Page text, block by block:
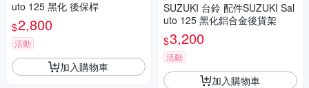
uto 125 黑化 後保桿
$2,800
活動
加入購物車
SUZUKI 台鈴 配件SUZUKI Sal
uto 125 黑化鋁合金後貨架
$3,200
活動
加入購物車